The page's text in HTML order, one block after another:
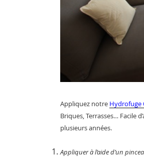
Appliquez notre Hydrofuge
Briques, Terrasses… Facile
plusieurs années.
Appliquer à l’aide d’un